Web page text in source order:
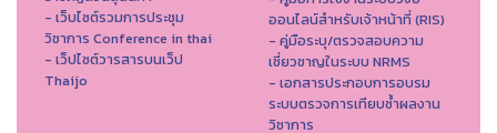
- เว็บไซต์รวมการประชุม
วิชาการ Conference in thai
- เว็ปไซต์วารสารบนเว็ป
Thaijo
ออนไลน์สำหรับเจ้าหน้าที่ (RIS)
- คู่มือระบุ/ตรวจสอบความ
เชี่ยวชาญในระบบ NRMS
- เอกสารประกอบการอบรม
ระบบตรวจการเทียบซ้ำผลงาน
วิชาการ